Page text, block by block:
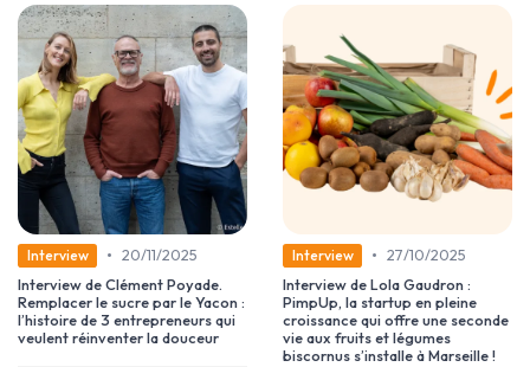
Interview • 20/11/2025
Interview de Clément Poyade.
Remplacer le sucre par le Yacon :
l’histoire de 3 entrepreneurs qui
veulent réinventer la douceur
Interview • 27/10/2025
Interview de Lola Gaudron :
PimpUp, la startup en pleine
croissance qui offre une seconde
vie aux fruits et légumes
biscornus s’installe à Marseille !